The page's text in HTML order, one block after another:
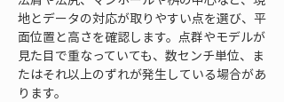
地とデータの対応が取りやすい点を選び、平
面位置と高さを確認します。点群やモデルが
見た目で重なっていても、数センチ単位、ま
たはそれ以上のずれが発生している場合があ
ります。